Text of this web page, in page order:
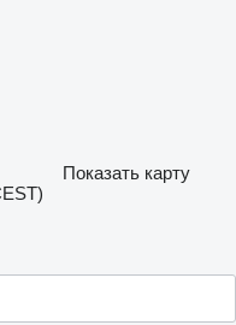
Показать карту